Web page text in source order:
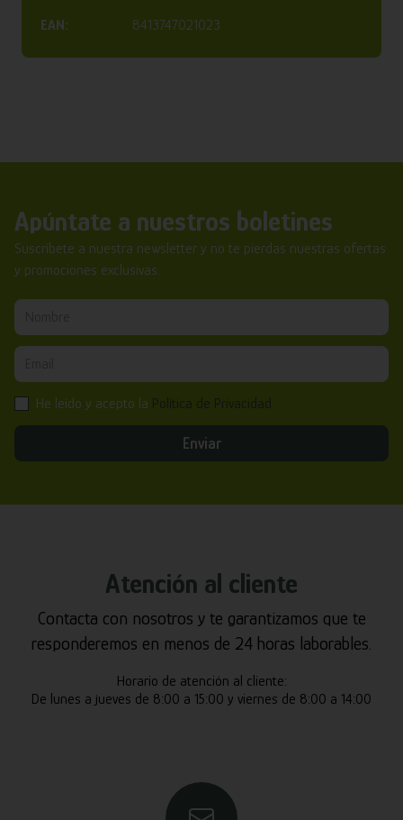
EAN: 8413747021023
Apúntate a nuestros boletines
Suscríbete a nuestra newsletter y no te pierdas nuestras ofertas
y promociones exclusivas.
He leído y acepto la
Enviar
Atención al cliente
Contacta con nosotros y te garantizamos que te
responderemos en menos de 24 horas laborables.
Horario de atención al cliente:
De lunes a jueves de 8:00 a 15:00 y viernes de 8:00 a 14:00